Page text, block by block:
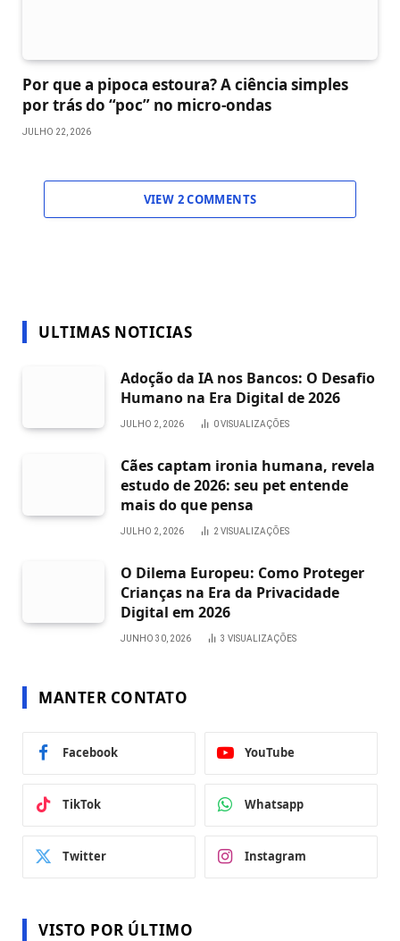
Por que a pipoca estoura? A ciência simples
por trás do “poc” no micro-ondas
JULHO 22, 2026
VIEW 2 COMMENTS
ULTIMAS NOTICIAS
Adoção da IA nos Bancos: O Desafio
Humano na Era Digital de 2026
JULHO 2, 2026 0VISUALIZAÇÕES
Cães captam ironia humana, revela
estudo de 2026: seu pet entende
mais do que pensa
JULHO 2, 2026 2 VISUALIZAÇÕES
O Dilema Europeu: Como Proteger
Crianças na Era da Privacidade
Digital em 2026
JUNHO 30, 2026 3 VISUALIZAÇÕES
MANTER CONTATO
Facebook YouTube
TikTok Whatsapp
Twitter Instagram
VISTO POR ÚLTIMO